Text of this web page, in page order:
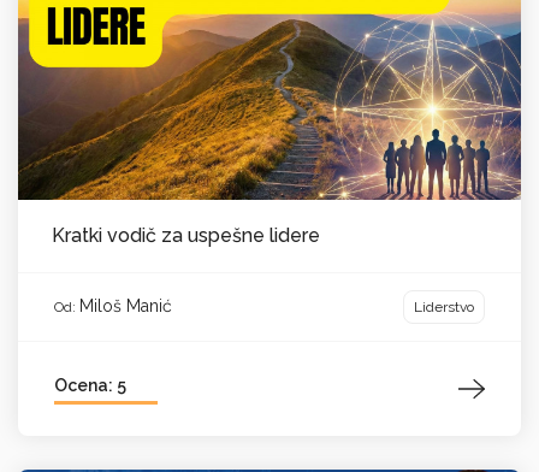
Kratki vodič za uspešne lidere
Od: Miloš Manić Liderstvo
Ocena: 5